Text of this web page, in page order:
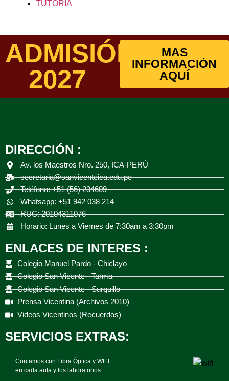
TUTORIA
ADMISIÓN
2027
MAS
INFORMACIÓN
AQUÍ
DIRECCIÓN :
Av. los Maestros Nro. 250, ICA-PERÚ
secretaria@sanvicenteica.edu.pe
Teléfono: +51 (56) 234609
Whatsapp: +51 942 038 214
RUC: 20104311076
Horario: Lunes a Viernes de 7:30am a 3:30pm
ENLACES DE INTERES :
Colegio Manuel Pardo - Chiclayo
Colegio San Vicente - Tarma
Colegio San Vicente - Surquillo
Prensa Vicentina (Archivos 2010)
Videos Vicentinos (Recuerdos)
SERVICIOS EXTRAS:
Contamos con Fibra Óptica y WIFI
en cada aula y los laboratorios :